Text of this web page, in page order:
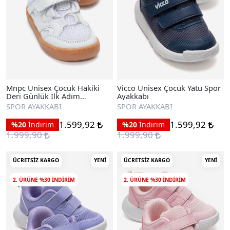
Mnpc Unisex Çocuk Hakiki
Deri Günlük İlk Adım
Ayakkabı
SPOR AYAKKABI
%20 İndirim
1.599,92
1.999,90
Vicco Unisex Çocuk Yatu Spor
Ayakkabı
SPOR AYAKKABI
%20 İndirim
1.599,92
1.999,90
ÜCRETSIZ KARGO YENI
2. ÜRÜNE %30 INDIRIM
ÜCRETSIZ KARGO YENI
2. ÜRÜNE %30 INDIRIM